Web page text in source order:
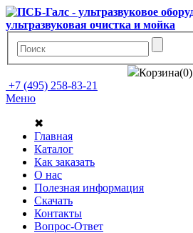
Корзина(0)
+7 (495) 258-83-21
Меню
✖
Главная
Каталог
Как заказать
О нас
Полезная информация
Скачать
Контакты
Вопрос-Ответ